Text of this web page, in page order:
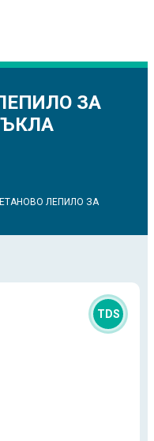
ЗА
ЛЕПИЛО ЗА
TDS